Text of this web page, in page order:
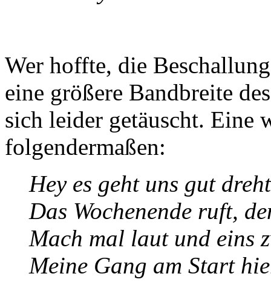
Wer hoffte, die
eine größere Bandbreite
sich leider getäuscht. Eine
folgendermaßen:
Hey es geht uns gut
Das Wochenende ruft,
Mach mal laut und eins
Meine Gang am Start